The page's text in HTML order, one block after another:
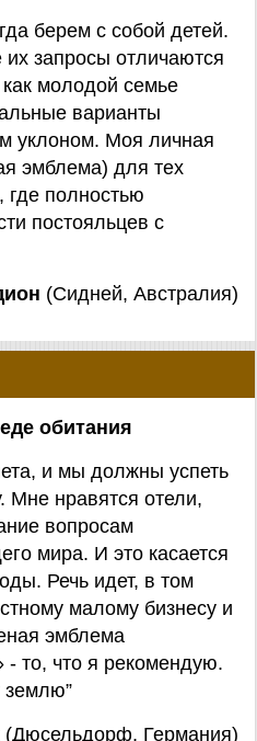
берем с собой детей.
запросы отличаются
молодой семье
варианты
уклоном. Моя личная
эмблема) для тех
где полностью
постояльцев с
(Сидней, Австралия)
обитания
и мы должны успеть
Мне нравятся отели,
вопросам
мира. И это касается
Речь идет, в том
малому бизнесу и
эмблема
то, что я рекомендую.
(Дюсельдорф, Германия)